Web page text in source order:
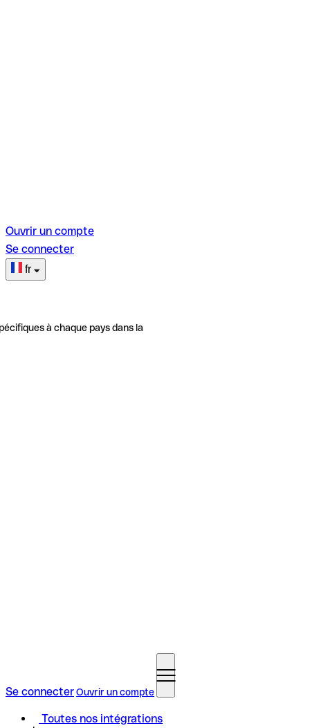
Ouvrir un compte
Se connecter
fr
à chaque pays dans la
Se connecterOuvrir un compte
Toutes nos intégrations